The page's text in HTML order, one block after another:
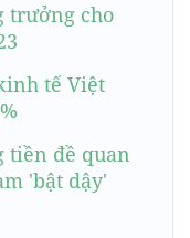
trưởng cho
tế Việt
tiền đề quan
'bật dậy'